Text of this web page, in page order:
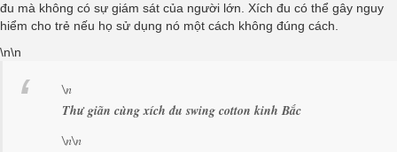
đu mà không có sự giám sát của người lớn. Xích đu có thể gây nguy
hiểm cho trẻ nếu họ sử dụng nó một cách không đúng cách.
\n\n
\n
Thư giãn cùng xích đu swing cotton kinh Bắc
\n\n